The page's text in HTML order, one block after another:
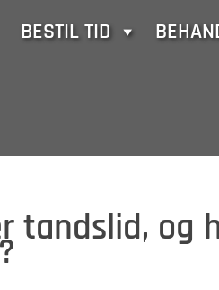
BESTIL TID
tandslid, og